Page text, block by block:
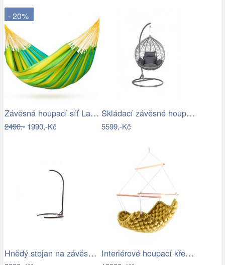
- 20%
Závěsná houpací síť La Siesta SONRISA -…
2490,-1990,-Kč
Skládací závěsné houpací křeslo…
5599,-Kč
Hnědý stojan na závěsné houpací křeslo… Interiérové houpací křeslo Swingy In…